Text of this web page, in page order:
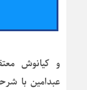
و کیانوش
عبدامین با